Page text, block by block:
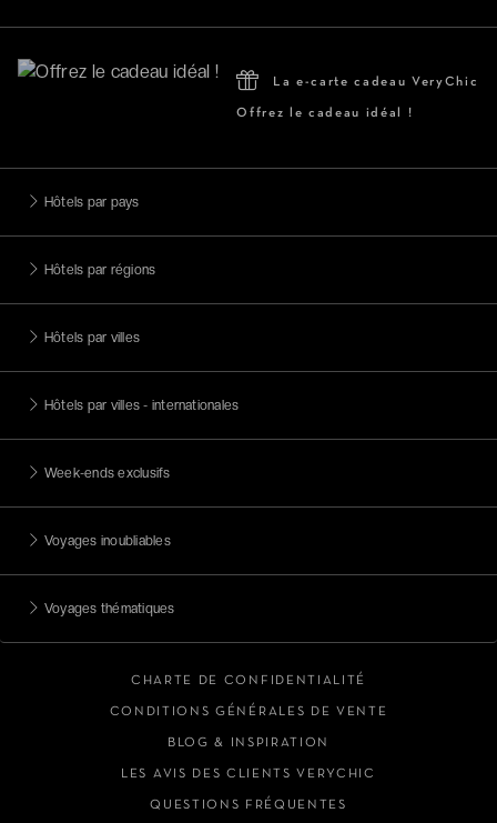
La e-carte cadeau VeryChic
Offrez le cadeau idéal !
Hôtels par pays
Hôtels par régions
Hôtels par villes
Hôtels par villes - internationales
Week-ends exclusifs
Voyages inoubliables
Voyages thématiques
CHARTE DE CONFIDENTIALITÉ
CONDITIONS GÉNÉRALES DE VENTE
BLOG & INSPIRATION
LES AVIS DES CLIENTS VERYCHIC
QUESTIONS FRÉQUENTES